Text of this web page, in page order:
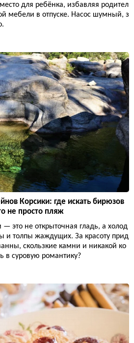
для ребёнка, избавляя родител
мебели в отпуске. Насос шумный, з
Корсики: где искать бирюзов
не просто пляж
— это не открыточная гладь, а холод
и толпы жаждущих. За красоту прид
скользкие камни и никакой ко
в суровую романтику?